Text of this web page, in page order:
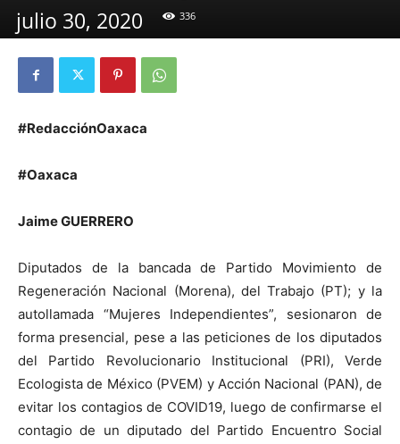
julio 30, 2020 336
#RedacciónOaxaca
#Oaxaca
Jaime GUERRERO
Diputados de la bancada de Partido Movimiento de
Regeneración Nacional (Morena), del Trabajo (PT); y la
autollamada “Mujeres Independientes”, sesionaron de
forma presencial, pese a las peticiones de los diputados
del Partido Revolucionario Institucional (PRI), Verde
Ecologista de México (PVEM) y Acción Nacional (PAN), de
evitar los contagios de COVID19, luego de confirmarse el
contagio de un diputado del Partido Encuentro Social